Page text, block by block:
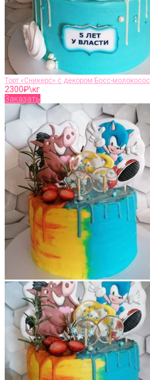
Торт «Сникерс» с декором Босс-молокосос
2300₽\кг
Заказать